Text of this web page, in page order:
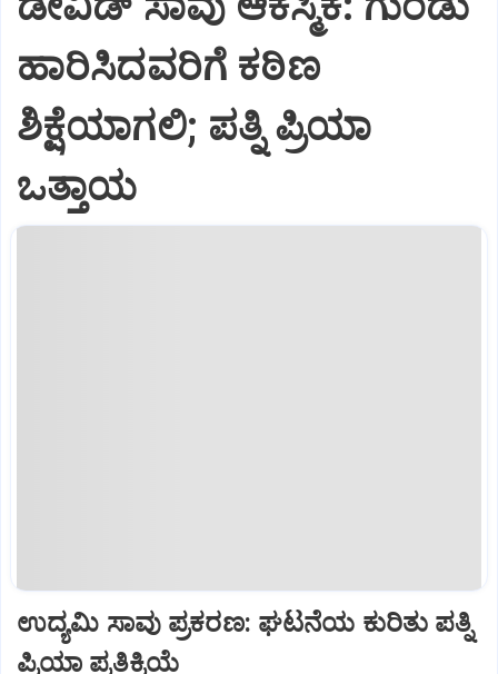
ಹಾರಿಸಿದವರಿಗೆ ಕಠಿಣ
ಶಿಕ್ಷೆಯಾಗಲಿ; ಪತ್ನಿ ಪ್ರಿಯಾ
ಒತ್ತಾಯ
ಉದ್ಯಮಿ ಸಾವು ಪ್ರಕರಣ: ಘಟನೆಯ ಕುರಿತು ಪತ್ನಿ
ಪ್ರಿಯಾ ಪ್ರತಿಕ್ರಿಯೆ